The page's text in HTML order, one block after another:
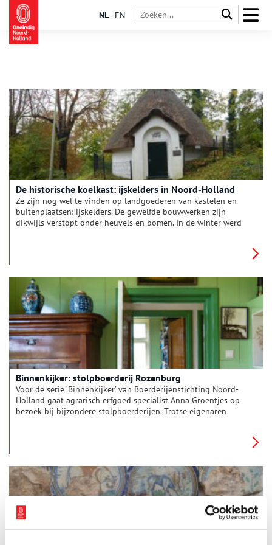
NL EN
De historische koelkast: ijskelders in Noord-Holland
Ze zijn nog wel te vinden op landgoederen van kastelen en
buitenplaatsen: ijskelders. De gewelfde bouwwerken zijn
dikwijls verstopt onder heuvels en bomen. In de winter werd
Binnenkijker: stolpboerderij Rozenburg
Voor de serie ‘Binnenkijker’ van Boerderijenstichting Noord-
Holland gaat agrarisch erfgoed specialist Anna Groentjes op
bezoek bij bijzondere stolpboerderijen. Trotse eigenaren
oorspronkelijke indeling. Deze keer reist Anna af naar
stolpboerderij Rozenburg op Texel.